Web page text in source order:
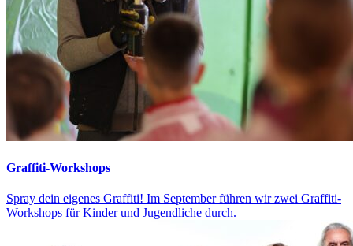
Graffiti-Workshops
Spray dein eigenes Graffiti! Im September führen wir zwei Graffiti-
Workshops für Kinder und Jugendliche durch.